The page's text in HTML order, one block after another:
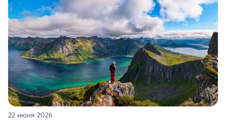
аутентичных лавках — в подарок близким или себе на
память о путешествии.
22 июня 2026